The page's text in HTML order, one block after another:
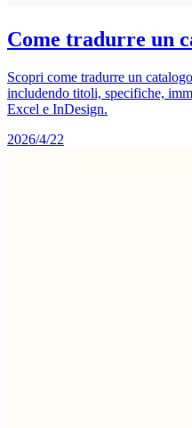
Come tradurre un
Scopri come tradurre un
includendo titoli, specifiche,
Excel e InDesign.
2026/4/22